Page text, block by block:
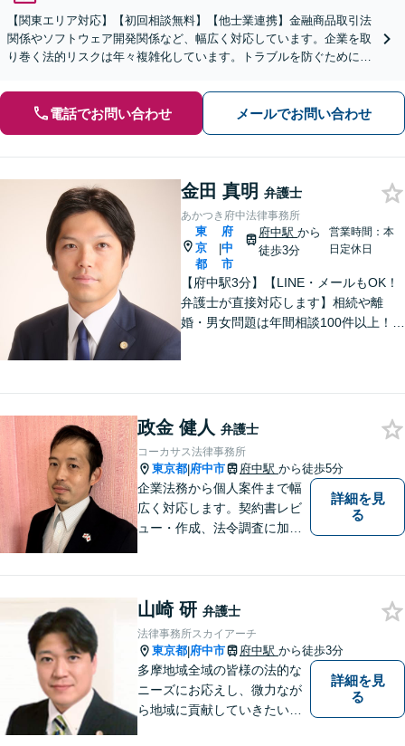
【関東エリア対応】【初回相談無料】【他士業連携】金融商品取引法
関係やソフトウェア開発関係など、幅広く対応しています。企業を取
り巻く法的リスクは年々複雑化しています。トラブルを防ぐために
電話でお問い合わせ メールでお問い合わせ
金田 真明 弁護士
あかつき府中法律事務所
東
京
都
|
府
中
市
府中駅から
徒歩3分
営業時間：本
日定休日
【府中駅3分】【LINE・メールもOK！
弁護士が直接対応します】相続や離
婚・男女問題は年間相談100件以上！慰
政金 健人 弁護士
コーカサス法律事務所
東京都|府中市 府中駅 から徒歩5分
企業法務から個人案件まで幅
広く対応します。契約書レビ
ュー・作成、法令調査に加
詳細を見
る
山崎 研 弁護士
法律事務所スカイアーチ
東京都|府中市 府中駅 から徒歩3分
多摩地域全域の皆様の法的な
ニーズにお応えし、微力なが
ら地域に貢献していきたいと
詳細を見
る